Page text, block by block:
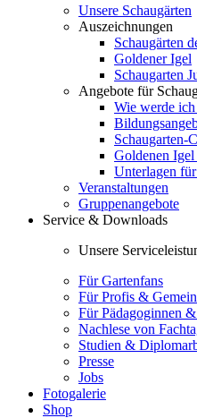
Unsere Schaugärten
Auszeichnungen
Schaugärten
Goldener Igel
Schaugarten
Angebote für
Wie werde ich
Schaugarten-
Goldenen Igel
Unterlagen
Veranstaltungen
Gruppenangebote
Service & Downloads
Unsere
Für Gartenfans
Für Profis &
Für Pädagoginnen
Nachlese von
Studien &
Presse
Jobs
Fotogalerie
Shop